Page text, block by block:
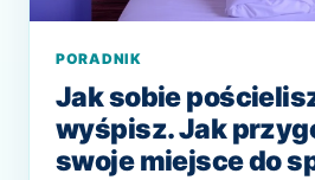
PORADNIK
Jak sobie
wyśpisz. Jak
swoje miejsce do